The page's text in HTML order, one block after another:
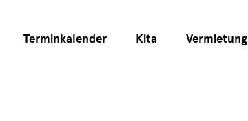
Terminkalender Kita Vermietung